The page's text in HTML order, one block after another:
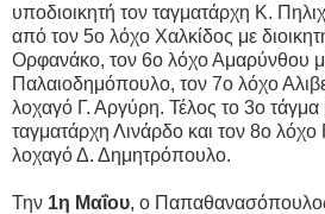
υποδιοικητή τον ταγματάρχη Κ.
από τον 5ο λόχο Χαλκίδος με
Ορφανάκο, τον 6ο λόχο Αμαρύνθου
Παλαιοδημόπουλο, τον 7ο λόχο
λοχαγό Γ. Αργύρη. Τέλος το 3ο τάγμα
ταγματάρχη Λινάρδο και τον 8ο λόχο
λοχαγό Δ. Δημητρόπουλο.
Την 1η Μαΐου, ο